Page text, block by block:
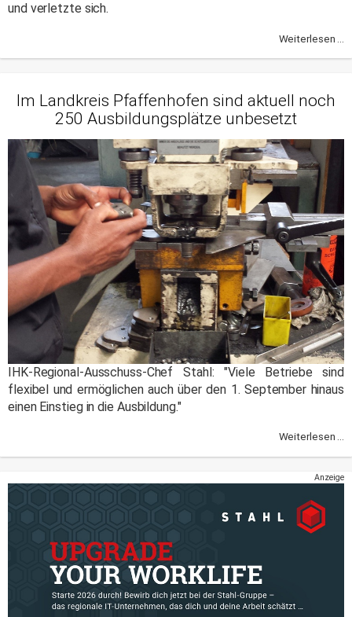
und verletzte sich.
Weiterlesen ...
Im Landkreis Pfaffenhofen sind aktuell noch
250 Ausbildungsplätze unbesetzt
IHK-Regional-Ausschuss-Chef Stahl: "Viele Betriebe sind
flexibel und ermöglichen auch über den 1. September hinaus
einen Einstieg in die Ausbildung."
Weiterlesen ...
Anzeige